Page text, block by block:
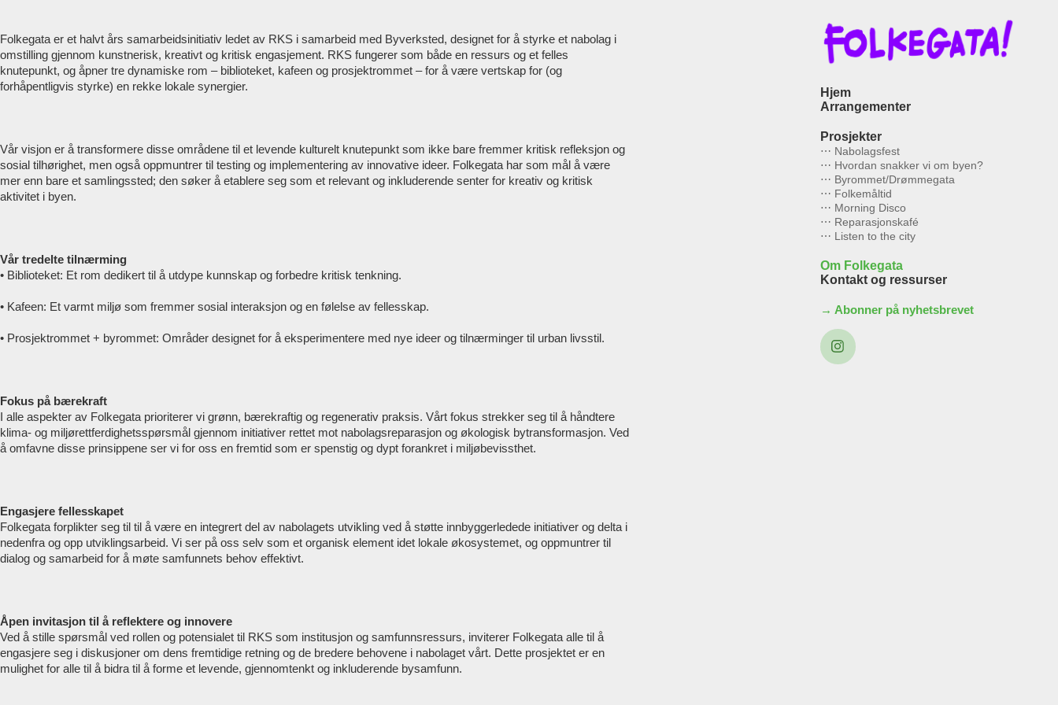
Hjem
Arrangementer
Prosjekter
⋯ Nabolagsfest
⋯ Hvordan snakker vi om byen?
⋯ Byrommet/Drømmegata
⋯ Folkemåltid
⋯ Morning Disco
⋯ Reparasjonskafé
⋯ Listen to the city
Om Folkegata
Kontakt og ressurser
→ Abonner på nyhetsbrevet
Folkegata er et halvt års samarbeidsinitiativ ledet av RKS i samarbeid med Byverksted, designet for å styrke et nabolag i
omstilling gjennom kunstnerisk, kreativt og kritisk engasjement. RKS fungerer som både en ressurs og et felles
knutepunkt, og åpner tre dynamiske rom – biblioteket, kafeen og prosjektrommet – for å være vertskap for (og
forhåpentligvis styrke) en rekke lokale synergier.
Vår visjon er å transformere disse områdene til et levende kulturelt knutepunkt som ikke bare fremmer kritisk refleksjon og
sosial tilhørighet, men også oppmuntrer til testing og implementering av innovative ideer. Folkegata har som mål å være
mer enn bare et samlingssted; den søker å etablere seg som et relevant og inkluderende senter for kreativ og kritisk
aktivitet i byen.
Vår tredelte tilnærming
• Biblioteket: Et rom dedikert til å utdype kunnskap og forbedre kritisk tenkning.
• Kafeen: Et varmt miljø som fremmer sosial interaksjon og en følelse av fellesskap.
• Prosjektrommet + byrommet: Områder designet for å eksperimentere med nye ideer og tilnærminger til urban livsstil.
Fokus på bærekraft
I alle aspekter av Folkegata prioriterer vi grønn, bærekraftig og regenerativ praksis. Vårt fokus strekker seg til å håndtere
klima- og miljørettferdighetsspørsmål gjennom initiativer rettet mot nabolagsreparasjon og økologisk bytransformasjon. Ved
å omfavne disse prinsippene ser vi for oss en fremtid som er spenstig og dypt forankret i miljøbevissthet.
Engasjere fellesskapet
Folkegata forplikter seg til til å være en integrert del av nabolagets utvikling ved å støtte innbyggerledede initiativer og delta i
nedenfra og opp utviklingsarbeid. Vi ser på oss selv som et organisk element idet lokale økosystemet, og oppmuntrer til
dialog og samarbeid for å møte samfunnets behov effektivt.
Åpen invitasjon til å reflektere og innovere
Ved å stille spørsmål ved rollen og potensialet til RKS som institusjon og samfunnsressurs, inviterer Folkegata alle til å
engasjere seg i diskusjoner om dens fremtidige retning og de bredere behovene i nabolaget vårt. Dette prosjektet er en
mulighet for alle til å bidra til å forme et levende, gjennomtenkt og inkluderende bysamfunn.